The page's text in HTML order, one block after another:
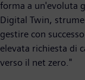
forma a un'evoluta
Digital Twin,
gestire con
elevata richiesta di
verso il net zero."